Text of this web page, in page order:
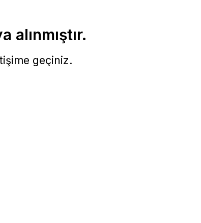
geçiniz.